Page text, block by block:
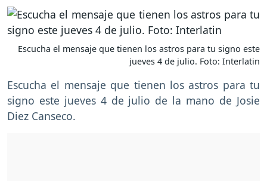
Escucha el mensaje que tienen los astros para tu signo este
jueves 4 de julio. Foto: Interlatin
Escucha el mensaje que tienen los astros para tu
signo este jueves 4 de julio de la mano de Josie
Diez Canseco.